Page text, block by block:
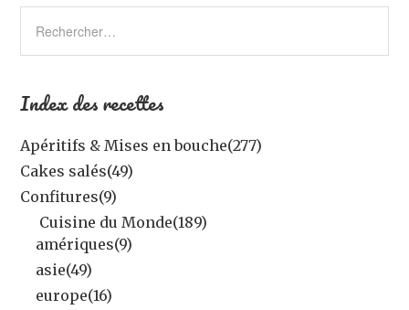
Index des recettes
Apéritifs & Mises en bouche(277)
Cakes salés(49)
Confitures(9)
Cuisine du Monde(189)
amériques(9)
asie(49)
europe(16)